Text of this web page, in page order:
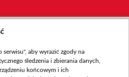
aby wyrazić zgody na
śledzenia i zbierania danych,
końcowym i ich